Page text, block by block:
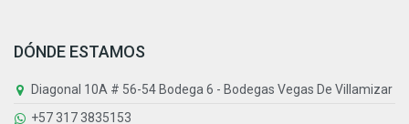
DÓNDE ESTAMOS
Diagonal 10A # 56-54 Bodega 6 - Bodegas Vegas De Villamizar
+57 317 3835153